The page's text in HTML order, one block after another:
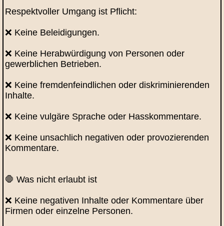
Respektvoller Umgang ist Pflicht:
❌ Keine Beleidigungen.
❌ Keine Herabwürdigung von Personen oder
gewerblichen Betrieben.
❌ Keine fremdenfeindlichen oder diskriminierenden
Inhalte.
❌ Keine vulgäre Sprache oder Hasskommentare.
❌ Keine unsachlich negativen oder provozierenden
Kommentare.
🛑 Was nicht erlaubt ist
❌ Keine negativen Inhalte oder Kommentare über
Firmen oder einzelne Personen.